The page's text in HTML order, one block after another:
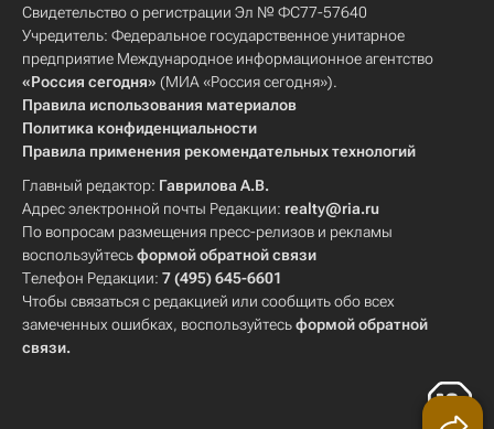
Свидетельство о регистрации Эл № ФС77-57640
Учредитель: Федеральное государственное унитарное
предприятие Международное информационное агентство
«Россия сегодня» (МИА «Россия сегодня»).
Правила использования материалов
Политика конфиденциальности
Правила применения рекомендательных технологий
Главный редактор: Гаврилова А.В.
Адрес электронной почты Редакции: realty@ria.ru
По вопросам размещения пресс-релизов и рекламы
воспользуйтесьформой обратной связи
Телефон Редакции: 7 (495) 645-6601
Чтобы связаться с редакцией или сообщить обо всех
замеченных ошибках, воспользуйтесьформой обратной
связи.